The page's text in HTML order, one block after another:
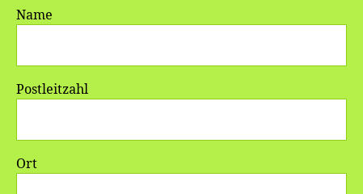
Name
Postleitzahl
Ort